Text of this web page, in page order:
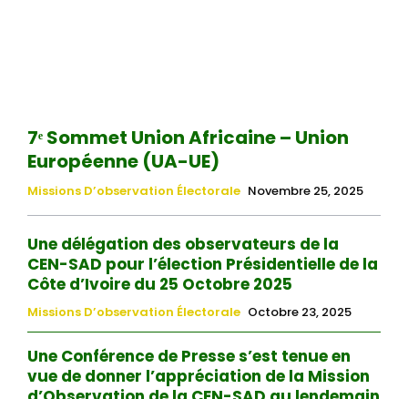
7ᵉ Sommet Union Africaine – Union
Européenne (UA-UE)
Missions D’observation Électorale Novembre 25, 2025
Une délégation des observateurs de la
CEN-SAD pour l’élection Présidentielle de la
Côte d’Ivoire du 25 Octobre 2025
Missions D’observation Électorale Octobre 23, 2025
Une Conférence de Presse s’est tenue en
vue de donner l’appréciation de la Mission